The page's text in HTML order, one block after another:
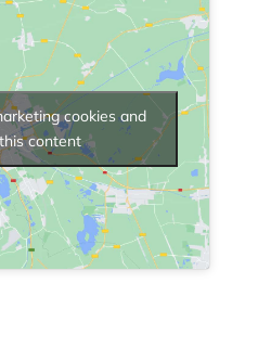
cookies and
content